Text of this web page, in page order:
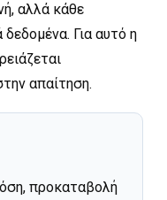
αλλά κάθε
Για αυτό η
απαίτηση.
προκαταβολή